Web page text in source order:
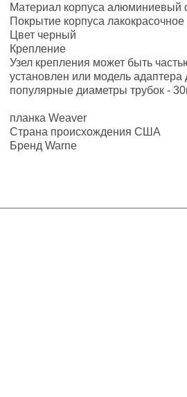
Материал корпуса алюминиевый
Покрытие корпуса лакокрасочное
Цвет черный
Крепление
Узел крепления может быть
установлен или модель адаптера
популярные диаметры трубок -
планка Weaver
Страна происхождения США
Бренд Warne